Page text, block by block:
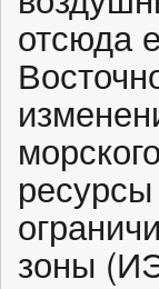
отсюда
зоны